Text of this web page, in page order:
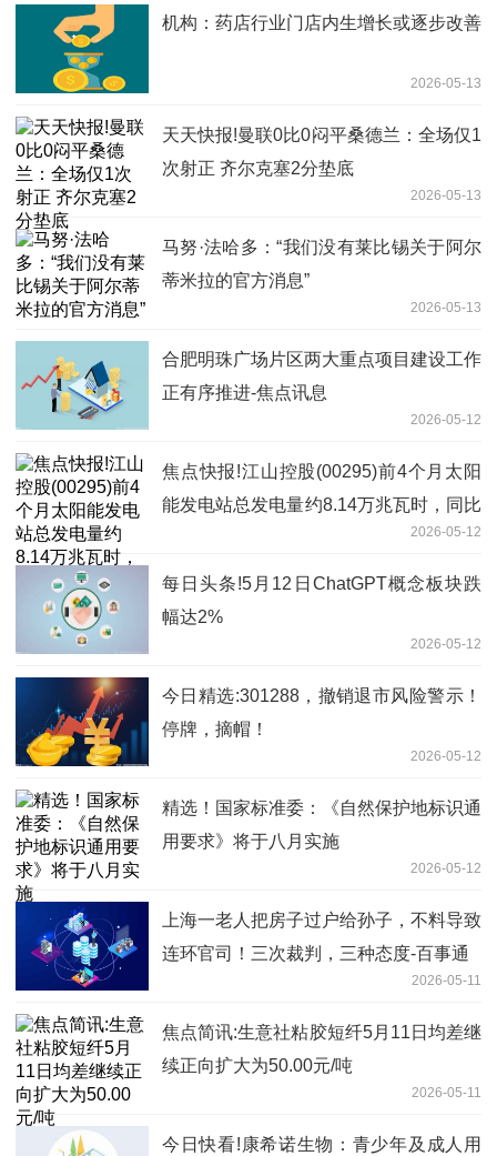
机构：药店行业门店内生增长或逐步改善
2026-05-13
天天快报!曼联0比0闷平桑德兰：全场仅1
次射正 齐尔克塞2分垫底
2026-05-13
马努·法哈多：“我们没有莱比锡关于阿尔
蒂米拉的官方消息”
2026-05-13
合肥明珠广场片区两大重点项目建设工作
正有序推进-焦点讯息
2026-05-12
焦点快报!江山控股(00295)前4个月太阳
能发电站总发电量约8.14万兆瓦时，同比
2026-05-12
每日头条!5月12日ChatGPT概念板块跌
幅达2%
2026-05-12
今日精选:301288，撤销退市风险警示！
停牌，摘帽！
2026-05-12
精选！国家标准委：《自然保护地标识通
用要求》将于八月实施
2026-05-12
上海一老人把房子过户给孙子，不料导致
连环官司！三次裁判，三种态度-百事通
2026-05-11
焦点简讯:生意社粘胶短纤5月11日均差继
续正向扩大为50.00元/吨
2026-05-11
今日快看!康希诺生物：青少年及成人用